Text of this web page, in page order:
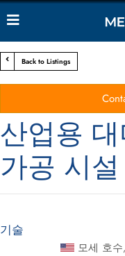
Back to Listings
산업용
가공 시
기술
모세 호수,